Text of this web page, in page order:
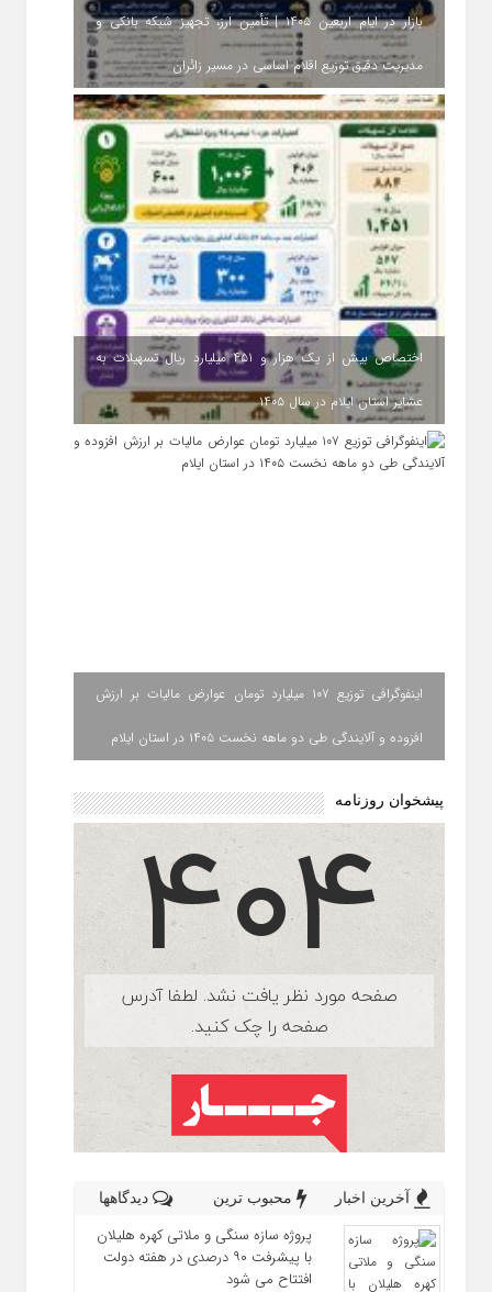
بازار در ایام اربعین ۱۴۰۵ | تأمین ارز، تجهیز شبکه بانکی و
مدیریت دقیق توزیع اقلام اساسی در مسیر زائران
اختصاص بیش از یک هزار و ۴۵۱ میلیارد ریال تسهیلات به
عشایر استان ایلام در سال ۱۴۰۵
اینفوگرافی توزیع ۱۰۷ میلیارد تومان عوارض مالیات بر ارزش
افزوده و آلایندگی طی دو ماهه نخست ۱۴۰۵ در استان ایلام
پیشخوان روزنامه
آخرین اخبار محبوب ترین دیدگاهها
پروژه سازه سنگی و ملاتی کهره هلیلان
با پیشرفت ۹۰ درصدی در هفته دولت
افتتاح می شود